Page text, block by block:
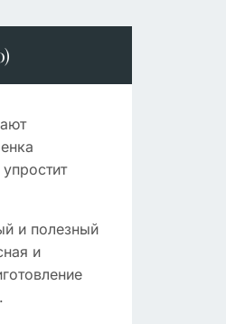
и полезный
и